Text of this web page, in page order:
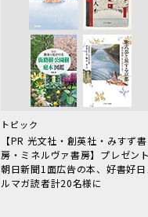
トピック
【PR 光文社・創英社・みすず書
房・ミネルヴァ書房】プレゼント
朝日新聞1面広告の本、好書好日
ルマガ読者計20名様に